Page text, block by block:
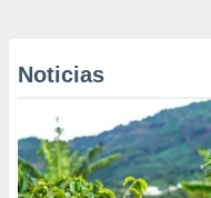
Noticias